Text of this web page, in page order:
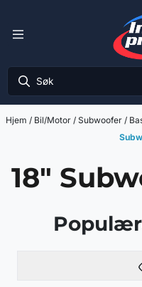
Hjem / Bil/Motor / Subwoofer /
18"